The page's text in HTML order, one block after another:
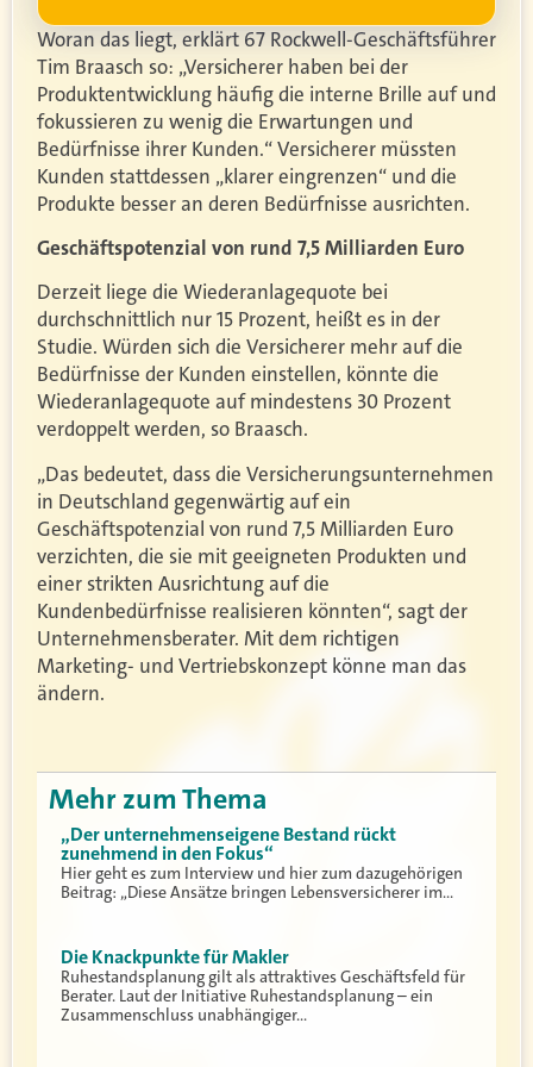
Woran das liegt, erklärt 67 Rockwell-Geschäftsführer
Tim Braasch so: „Versicherer haben bei der
Produktentwicklung häufig die interne Brille auf und
fokussieren zu wenig die Erwartungen und
Bedürfnisse ihrer Kunden.“ Versicherer müssten
Kunden stattdessen „klarer eingrenzen“ und die
Produkte besser an deren Bedürfnisse ausrichten.
Geschäftspotenzial von rund 7,5 Milliarden Euro
Derzeit liege die Wiederanlagequote bei
durchschnittlich nur 15 Prozent, heißt es in der
Studie. Würden sich die Versicherer mehr auf die
Bedürfnisse der Kunden einstellen, könnte die
Wiederanlagequote auf mindestens 30 Prozent
verdoppelt werden, so Braasch.
„Das bedeutet, dass die Versicherungsunternehmen
in Deutschland gegenwärtig auf ein
Geschäftspotenzial von rund 7,5 Milliarden Euro
verzichten, die sie mit geeigneten Produkten und
einer strikten Ausrichtung auf die
Kundenbedürfnisse realisieren könnten“, sagt der
Unternehmensberater. Mit dem richtigen
Marketing- und Vertriebskonzept könne man das
ändern.
Mehr zum Thema
„Der unternehmenseigene Bestand rückt
zunehmend in den Fokus“
Hier geht es zum Interview und hier zum dazugehörigen
Beitrag: „Diese Ansätze bringen Lebensversicherer im…
Die Knackpunkte für Makler
Ruhestandsplanung gilt als attraktives Geschäftsfeld für
Berater. Laut der Initiative Ruhestandsplanung – ein
Zusammenschluss unabhängiger…